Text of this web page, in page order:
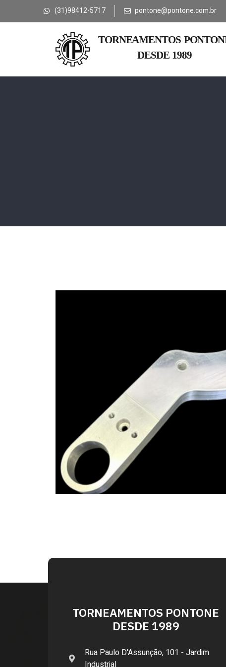
(31)98412-5717 pontone@pontone.com.br
TORNEAMENTOS
DESDE 1989​
TORNEAMENTOS PONTONE
DESDE 1989
Rua Paulo D'Assunção, 101 - Jardim
Industrial